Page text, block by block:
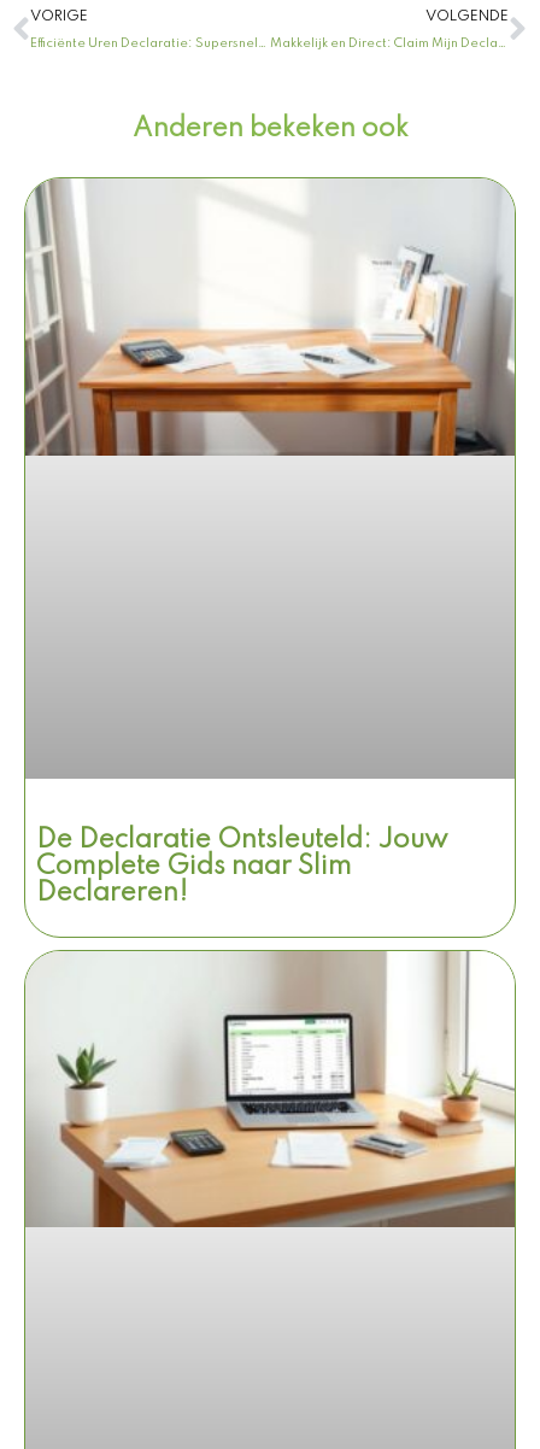
Vorige
VORIGE
Efficiënte Uren Declaratie: Supersnelle Tips in Slechts 1 Minuut!
VOLGENDE
Makkelijk en Direct: Claim Mijn Declaraties Nu Online Zonder Gedoe!
Anderen bekeken ook
De Declaratie Ontsleuteld: Jouw
Complete Gids naar Slim
Declareren!